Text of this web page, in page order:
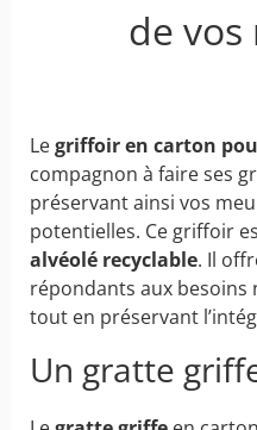
de
Legriffoir en carton
compagnon à faire ses
préservant ainsi vos
potentielles. Ce griffoir
alvéolé recyclable. Il
répondants aux besoins
tout en préservant
Un gratte